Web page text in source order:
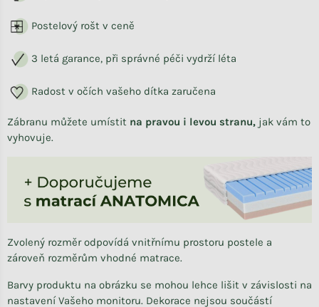
Postelový rošt v ceně
3 letá garance, při správné péči vydrží léta
Radost v očích vašeho dítka zaručena
Zábranu můžete umístit na pravou i levou stranu, jak vám to
vyhovuje.
Zvolený rozměr odpovídá vnitřnímu prostoru postele a
zároveň rozměrům vhodné matrace.
Barvy produktu na obrázku se mohou lehce lišit v závislosti na
nastavení Vašeho monitoru. Dekorace nejsou součástí